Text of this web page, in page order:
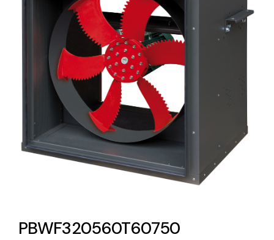
Lighting and Electrical
Equipment
Complete solutions in lighting and electrical
material for each project and need
PBWF320560T60750